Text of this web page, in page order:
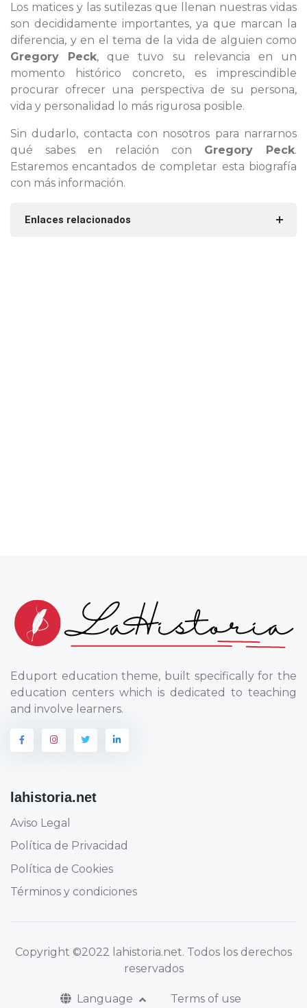
Los matices y las sutilezas que llenan nuestras vidas
son decididamente importantes, ya que marcan la
diferencia, y en el tema de la vida de alguien como
Gregory Peck, que tuvo su relevancia en un
momento histórico concreto, es imprescindible
procurar ofrecer una perspectiva de su persona,
vida y personalidad lo más rigurosa posible.
Sin dudarlo, contacta con nosotros para narrarnos
qué sabes en relación con Gregory Peck.
Estaremos encantados de completar esta biografía
con más información.
Enlaces relacionados
Eduport education theme, built specifically for the
education centers which is dedicated to teaching
and involve learners.
lahistoria.net
Aviso Legal
Política de Privacidad
Política de Cookies
Términos y condiciones
Copyright ©2022 lahistoria.net. Todos los derechos
reservados
Language Terms of use